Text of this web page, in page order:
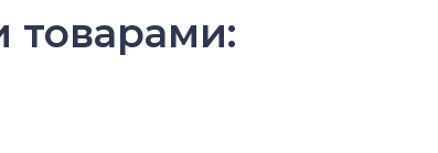
товарами: